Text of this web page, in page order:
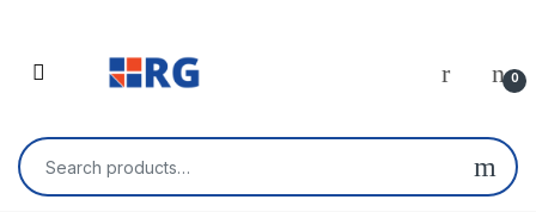
Open 0
Search for: